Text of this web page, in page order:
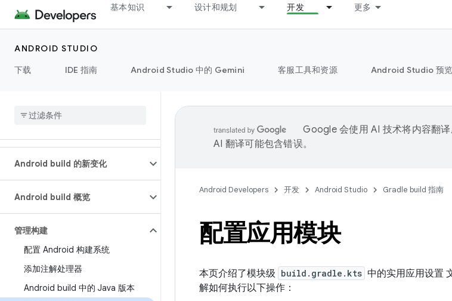
基本知识 设计和规划 开发 更多
ANDROID STUDIO
下载
IDE 指南 Android Studio 中的 Gemini 客服工具和资源 Android Studio 预
Android build 的新变化
Android build 概览
管理构建
配置 Android 构建系统
添加注解处理器
Android build 中的 Java 版本
Google 会使用 AI 技术将内容翻译
AI 翻译可能包含错误。
Android Developers 开发 Android Studio Gradle build 指南
配置应用模块
本页介绍了模块级 build.gradle.kts 中的实用应用设置
解如何执行以下操作：